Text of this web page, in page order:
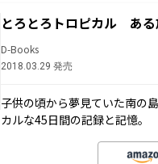
とろとろトロピカル あ
D-Books
2018.03.29 発売
子供の頃から夢見ていた南の
カルな45日間の記録と記憶。